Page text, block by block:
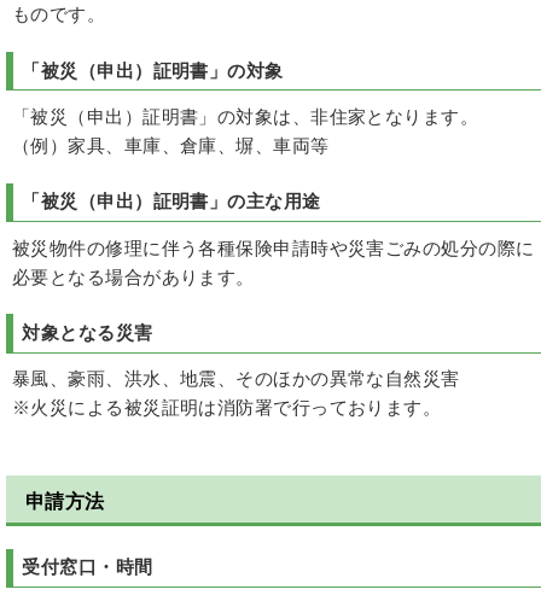
ものです。
「被災（申出）証明書」の対象
「被災（申出）証明書」の対象は、非住家となります。
（例）家具、車庫、倉庫、塀、車両等
「被災（申出）証明書」の主な用途
被災物件の修理に伴う各種保険申請時や災害ごみの処分の際に
必要となる場合があります。
対象となる災害
暴風、豪雨、洪水、地震、そのほかの異常な自然災害
※火災による被災証明は消防署で行っております。
申請方法
受付窓口・時間